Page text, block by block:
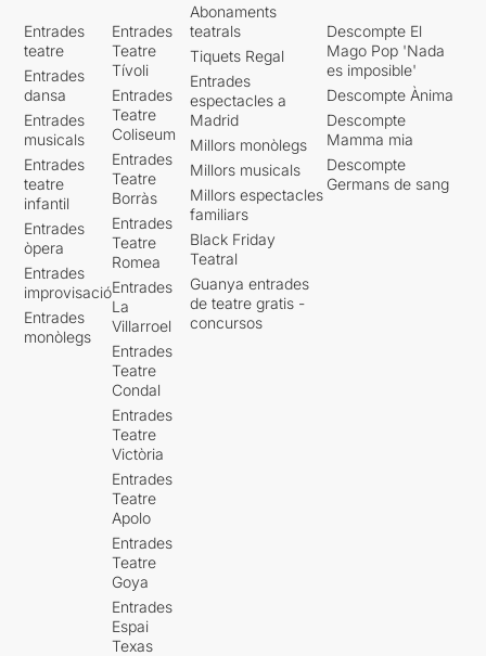
Entrades
teatre
Entrades
dansa
Entrades
musicals
Entrades
teatre
infantil
Entrades
òpera
Entrades
improvisació
Entrades
monòlegs
Entrades
Teatre
Tívoli
Entrades
Teatre
Coliseum
Entrades
Teatre
Borràs
Entrades
Teatre
Romea
Entrades
La
Villarroel
Entrades
Teatre
Condal
Entrades
Teatre
Victòria
Entrades
Teatre
Apolo
Entrades
Teatre
Goya
Entrades
Espai
Texas
Abonaments
teatrals
Tiquets Regal
Entrades
espectacles a
Madrid
Millors monòlegs
Millors musicals
Millors espectacles
familiars
Black Friday
Teatral
Guanya entrades
de teatre gratis -
concursos
Descompte El
Mago Pop 'Nada
es imposible'
Descompte Ànima
Descompte
Mamma mia
Descompte
Germans de sang